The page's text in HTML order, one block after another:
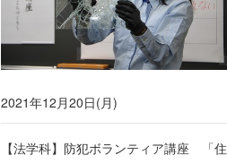
2021年12月20日(月)
【法学科】防犯ボランティア講座 「住